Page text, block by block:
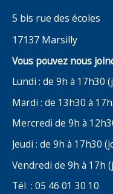
5 bis rue des écoles
17137 Marsilly
Vous pouvez nous
Lundi : de 9h à 17h30
Mardi : de 13h30 à
Mercredi de 9h à
Jeudi : de 9h à 17h30
Vendredi de 9h à 17h
Tél : 05 46 01 30 10